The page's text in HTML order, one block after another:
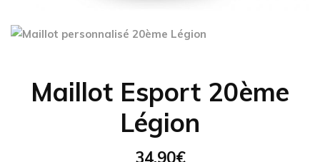
Maillot Esport 20ème
Légion
34,90€